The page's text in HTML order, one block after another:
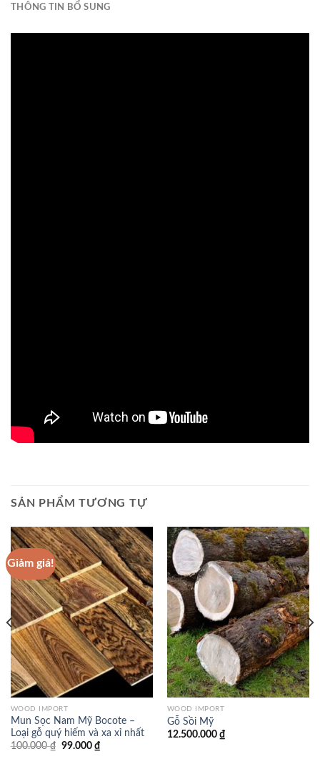
THÔNG TIN BỔ SUNG
SẢN PHẨM TƯƠNG TỰ
Giảm giá!
WOOD IMPORT
Mun Sọc Nam Mỹ Bocote –
Loại gỗ quý hiếm và xa xỉ nhất
100.000₫ Giá
99.000 ₫Giá
WOOD IMPORT
Gỗ Sồi Mỹ
12.500.000 ₫